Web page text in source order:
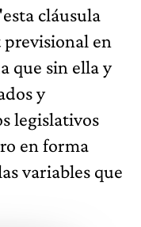
cláusula
en
que sin ella y
y
legislativos
en forma
variables que